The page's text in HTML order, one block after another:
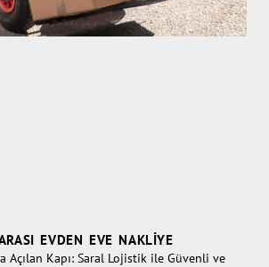
EVDEN EVE NAKLIYE
Açılan Kapı: Saral Lojistik ile Güvenli ve